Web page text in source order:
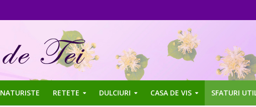
NATURISTE RETETE DULCIURI CASA DE VIS SFATURI